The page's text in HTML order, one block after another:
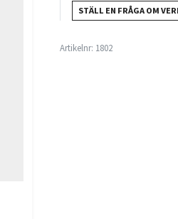
STÄLL EN FRÅGA OM
Artikelnr: 1802